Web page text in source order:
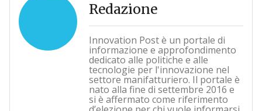
Redazione
Innovation Post è un portale di
informazione e approfondimento
dedicato alle politiche e alle
tecnologie per l'innovazione nel
settore manifatturiero. Il portale è
nato alla fine di settembre 2016 e
si è affermato come riferimento